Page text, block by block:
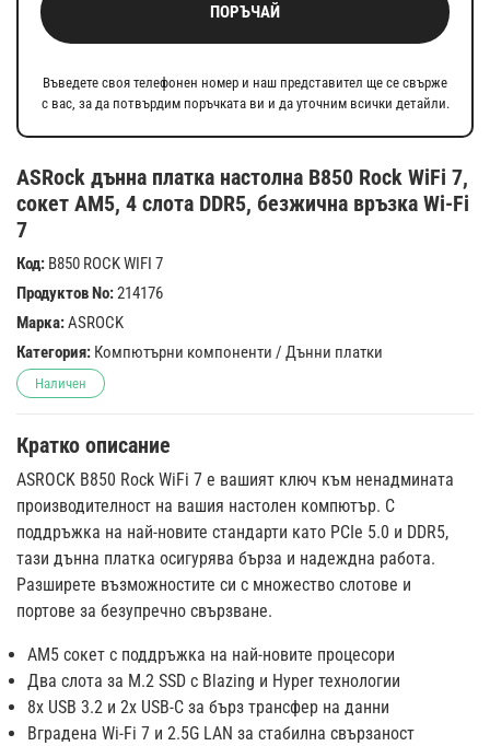
ASRock дънна платка настолна B850 Rock WiFi 7,
сокет AM5, 4 слота DDR5, безжична връзка Wi-Fi
7
Код: B850 ROCK WIFI 7
Продуктов No:214176
Марка:ASROCK
Категория: Компютърни компоненти / Дънни платки
Наличен
Кратко описание
ASROCK B850 Rock WiFi 7 е вашият ключ към ненадмината
производителност на вашия настолен компютър. С
поддръжка на най-новите стандарти като PCIe 5.0 и DDR5,
тази дънна платка осигурява бърза и надеждна работа.
Разширете възможностите си с множество слотове и
портове за безупречно свързване.
AM5 сокет с поддръжка на най-новите процесори
Два слота за M.2 SSD с Blazing и Hyper технологии
8x USB 3.2 и 2x USB-C за бърз трансфер на данни
Вградена Wi-Fi 7 и 2.5G LAN за стабилна свързаност
ПОРЪЧАЙ
Въведете своя телефонен номер и наш представител ще се свърже
с вас, за да потвърдим поръчката ви и да уточним всички детайли.